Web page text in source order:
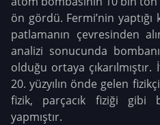
ön gördü. Fermi’nin
patlamanın çevresinden
analizi sonucunda
olduğu ortaya
20. yüzyılın önde gelen
fizik, parçacık fiziği gibi
yapmıştır.